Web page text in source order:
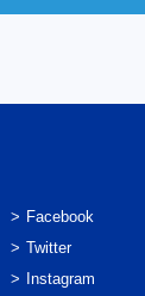
Facebook
Twitter
Instagram